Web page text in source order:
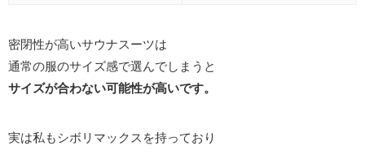
密閉性が高いサウナスーツは
通常の服のサイズ感で選んでしまうと
サイズが合わない可能性が高いです。
実は私もシボリマックスを持っており